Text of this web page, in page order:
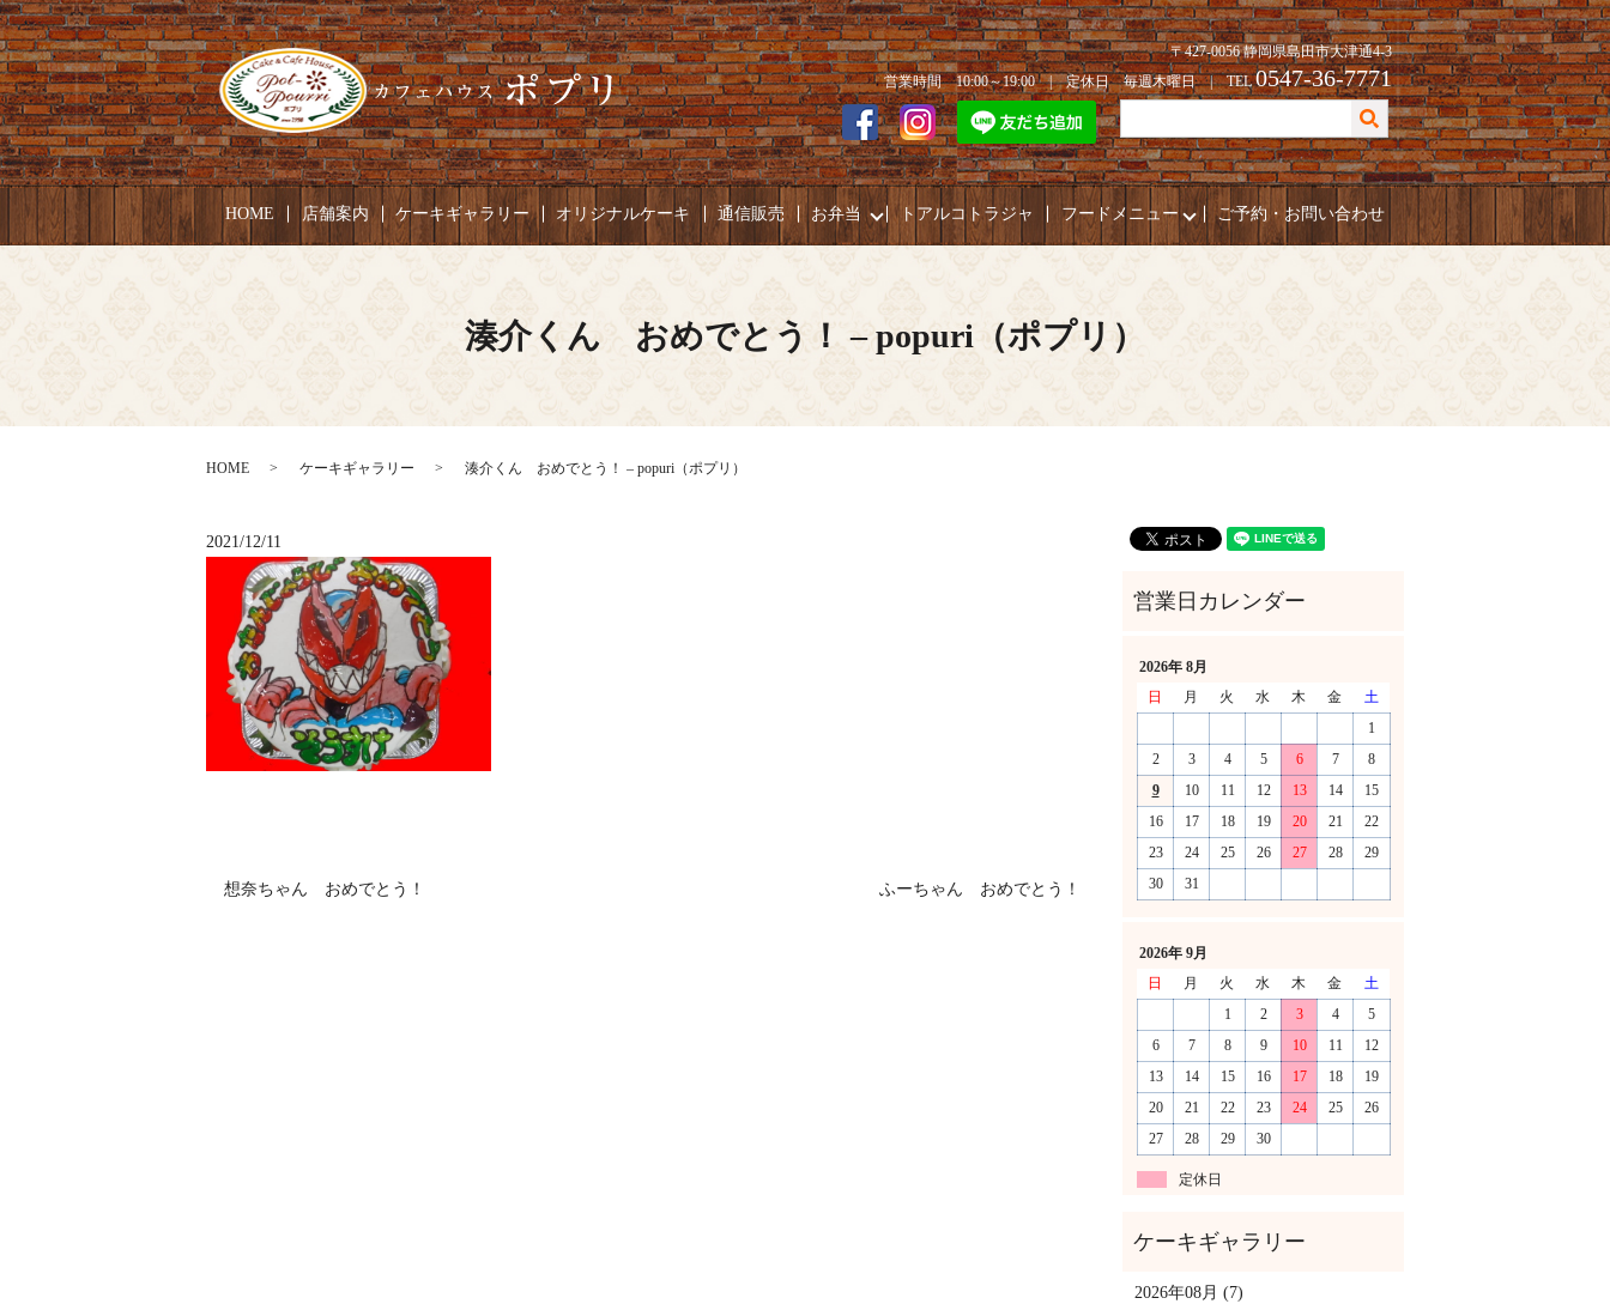
〒427-0056 静岡県島田市大津通4-3
営業時間 10:00～19:00 | 定休日 毎週木曜日 | TEL0547-36-7771
HOME 店舗案内 ケーキギャラリー オリジナルケーキ 通信販売 お弁当 トアルコトラジャ フードメニュー ご予約・お問い合わせ
湊介くん おめでとう！ – popuri（ポプリ）
HOME ケーキギャラリー 湊介くん おめでとう！ – popuri（ポプリ）
2021/12/11
想奈ちゃん おめでとう！ ふーちゃん おめでとう！
2026年 8月
日
月 火 水 木 金
土
1
2
3 4 5 6 7
8
9
10 11 12 13 14
15
16
17 18 19 20 21
22
23
24 25 26 27 28
29
30
31
2026年 9月
日
月 火 水 木 金
土
1
2 3 4
5
6
7 8 9 10 11
12
13
14 15 16 17 18
19
20
21 22 23 24 25
26
27
28 29 30
定休日
2026年08月 (7)